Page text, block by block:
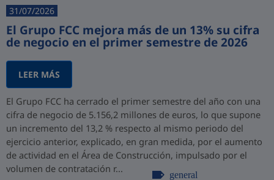
31/07/2026
El Grupo FCC mejora más de un 13% su cifra
de negocio en el primer semestre de 2026
LEER MÁS
El Grupo FCC ha cerrado el primer semestre del año con una
cifra de negocio de 5.156,2 millones de euros, lo que supone
un incremento del 13,2 % respecto al mismo periodo del
ejercicio anterior, explicado, en gran medida, por el aumento
de actividad en el Área de Construcción, impulsado por el
volumen de contratación r...
general